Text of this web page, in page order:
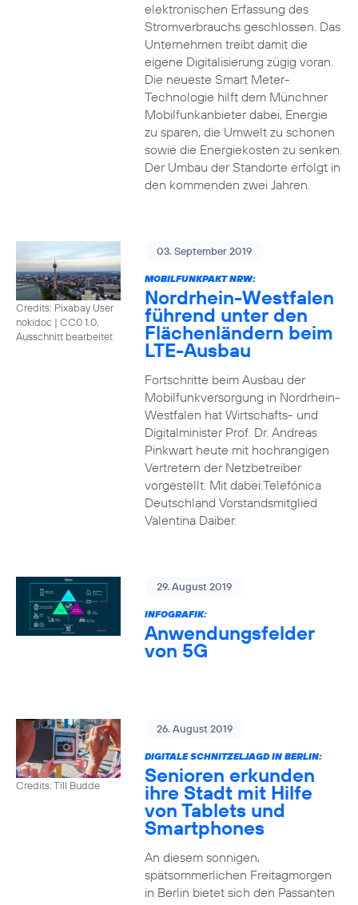
elektronischen Erfassung des
Stromverbrauchs geschlossen. Das
Unternehmen treibt damit die
eigene Digitalisierung zügig voran.
Die neueste Smart Meter-
Technologie hilft dem Münchner
Mobilfunkanbieter dabei, Energie
zu sparen, die Umwelt zu schonen
sowie die Energiekosten zu senken.
Der Umbau der Standorte erfolgt in
den kommenden zwei Jahren.
Credits: Pixabay User
nokidoc | CC0 1.0,
Ausschnitt bearbeitet
03. September 2019
MOBILFUNKPAKT NRW:
Nordrhein-Westfalen
führend unter den
Flächenländern beim
LTE-Ausbau
Fortschritte beim Ausbau der
Mobilfunkversorgung in Nordrhein-
Westfalen hat Wirtschafts- und
Digitalminister Prof. Dr. Andreas
Pinkwart heute mit hochrangigen
Vertretern der Netzbetreiber
vorgestellt. Mit dabei:Telefónica
Deutschland Vorstandsmitglied
Valentina Daiber.
29. August 2019
INFOGRAFIK:
Anwendungsfelder
von 5G
Credits: Till Budde
26. August 2019
DIGITALE SCHNITZELJAGD IN BERLIN:
Senioren erkunden
ihre Stadt mit Hilfe
von Tablets und
Smartphones
An diesem sonnigen,
spätsommerlichen Freitagmorgen
in Berlin bietet sich den Passanten